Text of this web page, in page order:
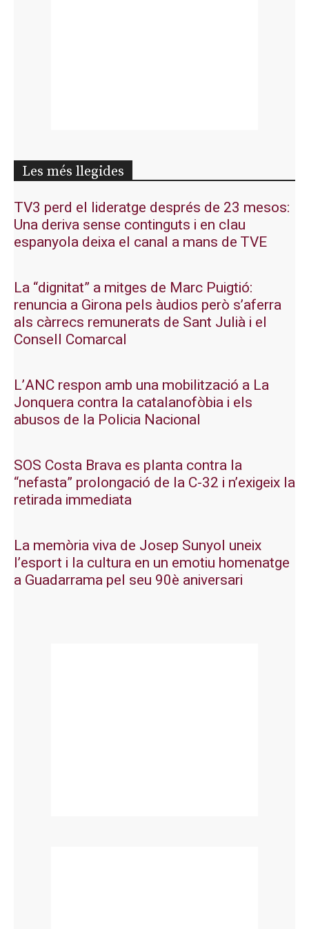
Les més llegides
TV3 perd el lideratge després de 23 mesos:
Una deriva sense continguts i en clau
espanyola deixa el canal a mans de TVE
La “dignitat” a mitges de Marc Puigtió:
renuncia a Girona pels àudios però s’aferra
als càrrecs remunerats de Sant Julià i el
Consell Comarcal
L’ANC respon amb una mobilització a La
Jonquera contra la catalanofòbia i els
abusos de la Policia Nacional
SOS Costa Brava es planta contra la
“nefasta” prolongació de la C-32 i n’exigeix la
retirada immediata
La memòria viva de Josep Sunyol uneix
l’esport i la cultura en un emotiu homenatge
a Guadarrama pel seu 90è aniversari